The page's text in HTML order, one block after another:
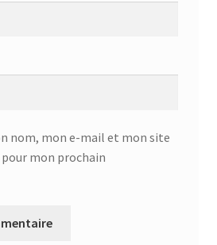
nom, mon e-mail et mon site
mon prochain